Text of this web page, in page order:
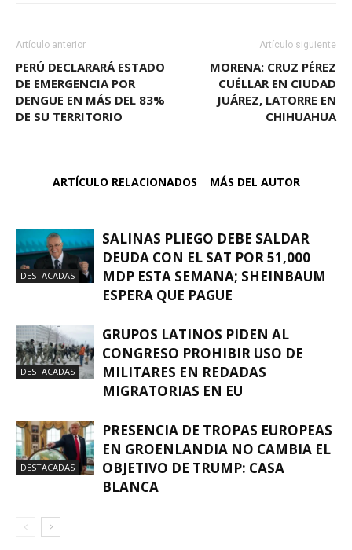
Artículo anterior
PERÚ DECLARARÁ ESTADO
DE EMERGENCIA POR
DENGUE EN MÁS DEL 83%
DE SU TERRITORIO
Artículo siguiente
MORENA: CRUZ PÉREZ
CUÉLLAR EN CIUDAD
JUÁREZ, LATORRE EN
CHIHUAHUA
ARTÍCULO RELACIONADOS MÁS DEL AUTOR
DESTACADAS
SALINAS PLIEGO DEBE SALDAR
DEUDA CON EL SAT POR 51,000
MDP ESTA SEMANA; SHEINBAUM
ESPERA QUE PAGUE
DESTACADAS
GRUPOS LATINOS PIDEN AL
CONGRESO PROHIBIR USO DE
MILITARES EN REDADAS
MIGRATORIAS EN EU
DESTACADAS
PRESENCIA DE TROPAS EUROPEAS
EN GROENLANDIA NO CAMBIA EL
OBJETIVO DE TRUMP: CASA
BLANCA